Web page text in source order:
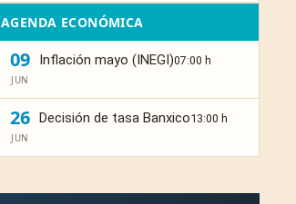
AGENDA ECONÓMICA
09
JUN
Inflación mayo (INEGI)07:00 h
26
JUN
Decisión de tasa Banxico13:00 h